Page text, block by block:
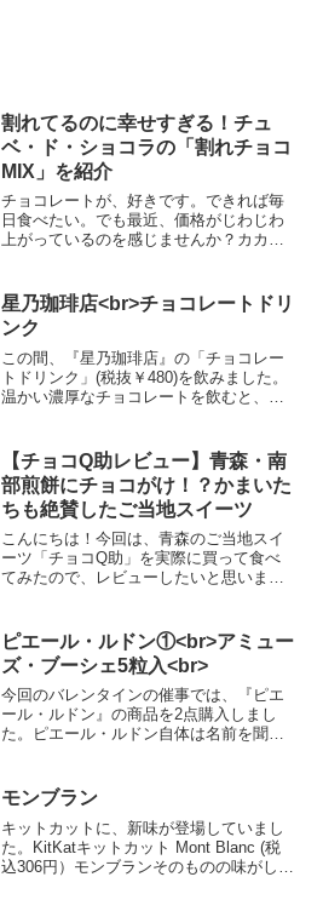
割れてるのに幸せすぎる！チュ
ベ・ド・ショコラの「割れチョコ
MIX」を紹介
チョコレートが、好きです。できれば毎
日食べたい。でも最近、価格がじわじわ
上がっているのを感じませんか？カカオ
「じゃあ、チョコやめよう」なんて、で
きるはずもなく…というわ...
星乃珈琲店<br>チョコレートドリ
ンク
この間、『星乃珈琲店』の「チョコレー
トドリンク」(税抜￥480)を飲みました。
温かい濃厚なチョコレートを飲むと、体
ョコレートの商品が減ってしまうのは悲
しいですが、来年ま...
【チョコQ助レビュー】青森・南
部煎餅にチョコがけ！？かまいた
ちも絶賛したご当地スイーツ
こんにちは！今回は、青森のご当地スイ
ーツ「チョコQ助」を実際に買って食べ
てみたので、レビューしたいと思います
ったので購入。実際に食べてみたら…こ
れがもう、想像以上...
ピエール・ルドン①<br>アミュー
ズ・ブーシェ5粒入<br>
今回のバレンタインの催事では、『ピエ
ール・ルドン』の商品を2点購入しまし
た。ピエール・ルドン自体は名前を聞い
ただ売り子のお姉さまが、「ピエール・
ルドンさんのこだわりで、...
モンブラン
キットカットに、新味が登場していまし
た。KitKatキットカット Mont Blanc (税
込306円）モンブランそのものの味がしま